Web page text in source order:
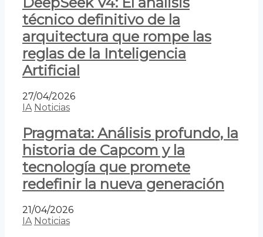
técnico definitivo de la
arquitectura que rompe las
reglas de la Inteligencia
Artificial
27/04/2026
IA Noticias
Pragmata: Análisis profundo, la
historia de Capcom y la
tecnología que promete
redefinir la nueva generación
21/04/2026
IA Noticias